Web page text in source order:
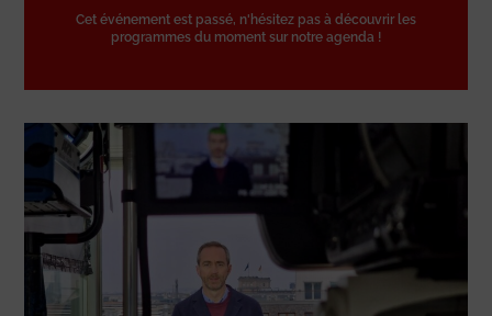
Cet événement est passé, n'hésitez pas à découvrir les
programmes du moment sur notre agenda !